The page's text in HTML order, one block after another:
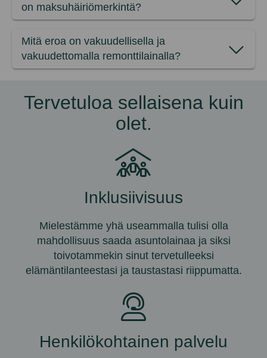
on maksuhäiriömerkintä?
Mitä eroa on vakuudellisella ja
vakuudettomalla remonttilainalla?
Tervetuloa sellaisena kuin
olet.
Inklusiivisuus
Mielestämme yhä useammalla tulisi olla
mahdollisuus saada asuntolainaa ja siksi
toivotammekin sinut tervetulleeksi
elämäntilanteestasi ja taustastasi riippumatta.
Henkilökohtainen palvelu